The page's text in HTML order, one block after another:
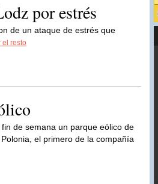
por estrés
de un ataque de estrés que
el resto
de semana un parque eólico de
el primero de la compañía